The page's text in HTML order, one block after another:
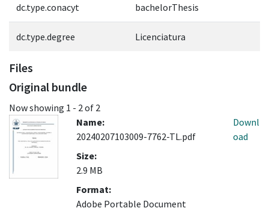
dc.type.conacyt bachelorThesis
dc.type.degree Licenciatura
Files
Original bundle
Now showing 1 - 2 of 2
Name:
20240207103009-7762-TL.pdf
Size:
2.9 MB
Format:
Adobe Portable Document
Downl
oad